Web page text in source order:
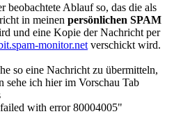
beobachtete Ablauf so, das die als
in meinen persönlichen SPAM
und eine Kopie der Nachricht per
monitor.net verschickt wird.
so eine Nachricht zu übermitteln,
sehe ich hier im Vorschau Tab
with error 80004005"